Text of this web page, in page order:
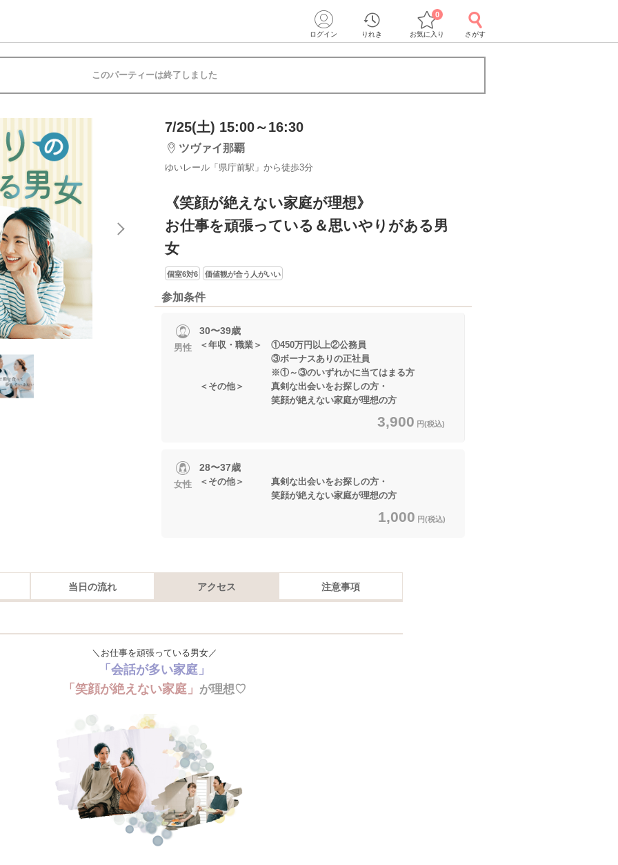
ログイン りれき お気に入り
0
さがす
このパーティーは終了しました
7/25(土) 15:00～16:30
ツヴァイ那覇
ゆいレール「県庁前駅」から徒歩3分
《笑顔が絶えない家庭が理想》
お仕事を頑張っている＆思いやりがある男
女
個室6対6 価値観が合う人がいい
参加条件
男性
30〜39歳
＜年収・職業＞ ①450万円以上②公務員
③ボーナスありの正社員
※①～③のいずれかに当てはまる方
＜その他＞ 真剣な出会いをお探しの方・
笑顔が絶えない家庭が理想の方
3,900 円(税込)
女性
28〜37歳
＜その他＞ 真剣な出会いをお探しの方・
笑顔が絶えない家庭が理想の方
1,000 円(税込)
当日の流れ アクセス 注意事項
＼お仕事を頑張っている男女／
「会話が多い家庭」
「笑顔が絶えない家庭」 が理想♡